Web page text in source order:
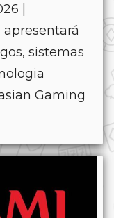
|
apresentará
sistemas
Gaming